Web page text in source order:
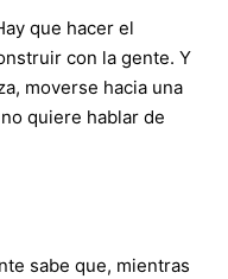
que hacer el
con la gente. Y
moverse hacia una
quiere hablar de
sabe que, mientras